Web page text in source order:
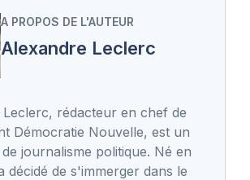
A PROPOS DE L'AUTEUR
Alexandre Leclerc
rédacteur en chef de
Démocratie Nouvelle, est un
journalisme politique. Né en
décidé de s'immerger dans le